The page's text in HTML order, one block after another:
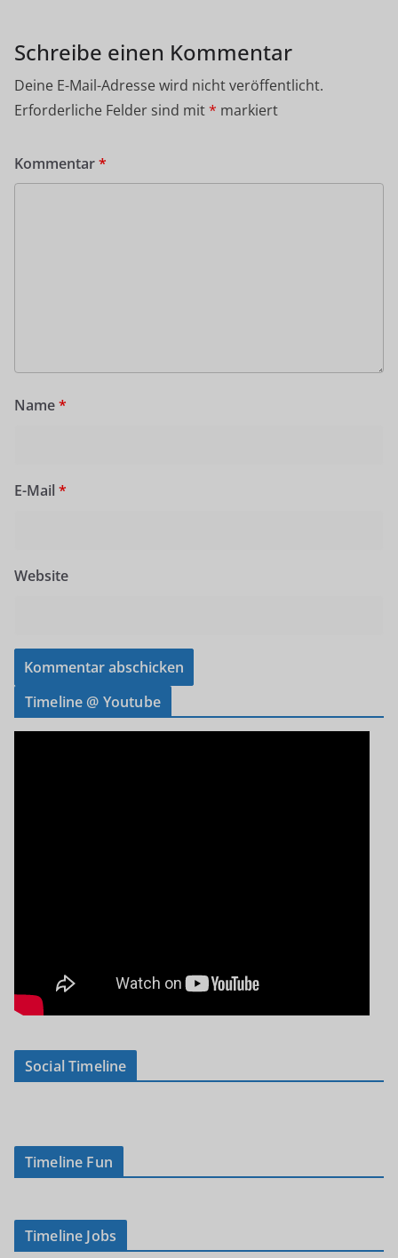
Schreibe einen Kommentar
Deine E-Mail-Adresse wird nicht veröffentlicht.
Erforderliche Felder sind mit* markiert
Kommentar*
Name*
E-Mail *
Website
Timeline @ Youtube
Social Timeline
Timeline Fun
Timeline Jobs